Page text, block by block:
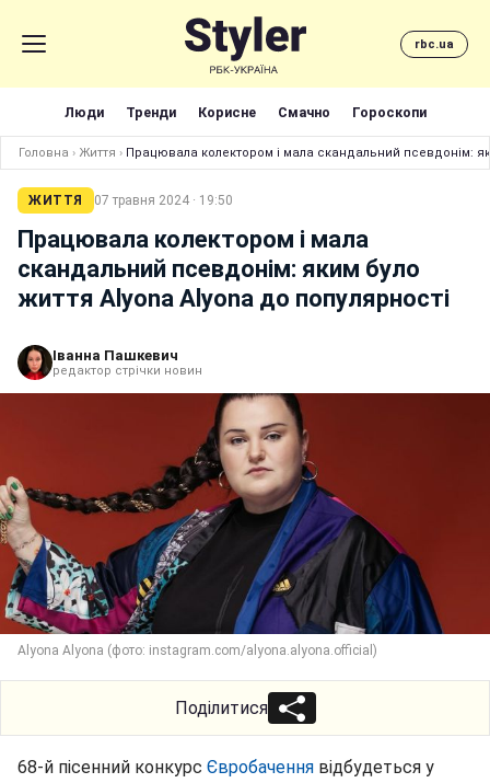
rbc.ua
Люди Тренди Корисне Смачно Гороскопи
Головна › Життя › Працювала колектором і мала скандальний псевдонім:
ЖИТТЯ 07 травня 2024 · 19:50
Працювала колектором і мала
скандальний псевдонім: яким було
життя Alyona Alyona до популярності
Іванна Пашкевич
редактор стрічки новин
Alyona Alyona (фото: instagram.com/alyona.alyona.official)
Поділитися
68-й пісенний конкурс Євробачення відбудеться у